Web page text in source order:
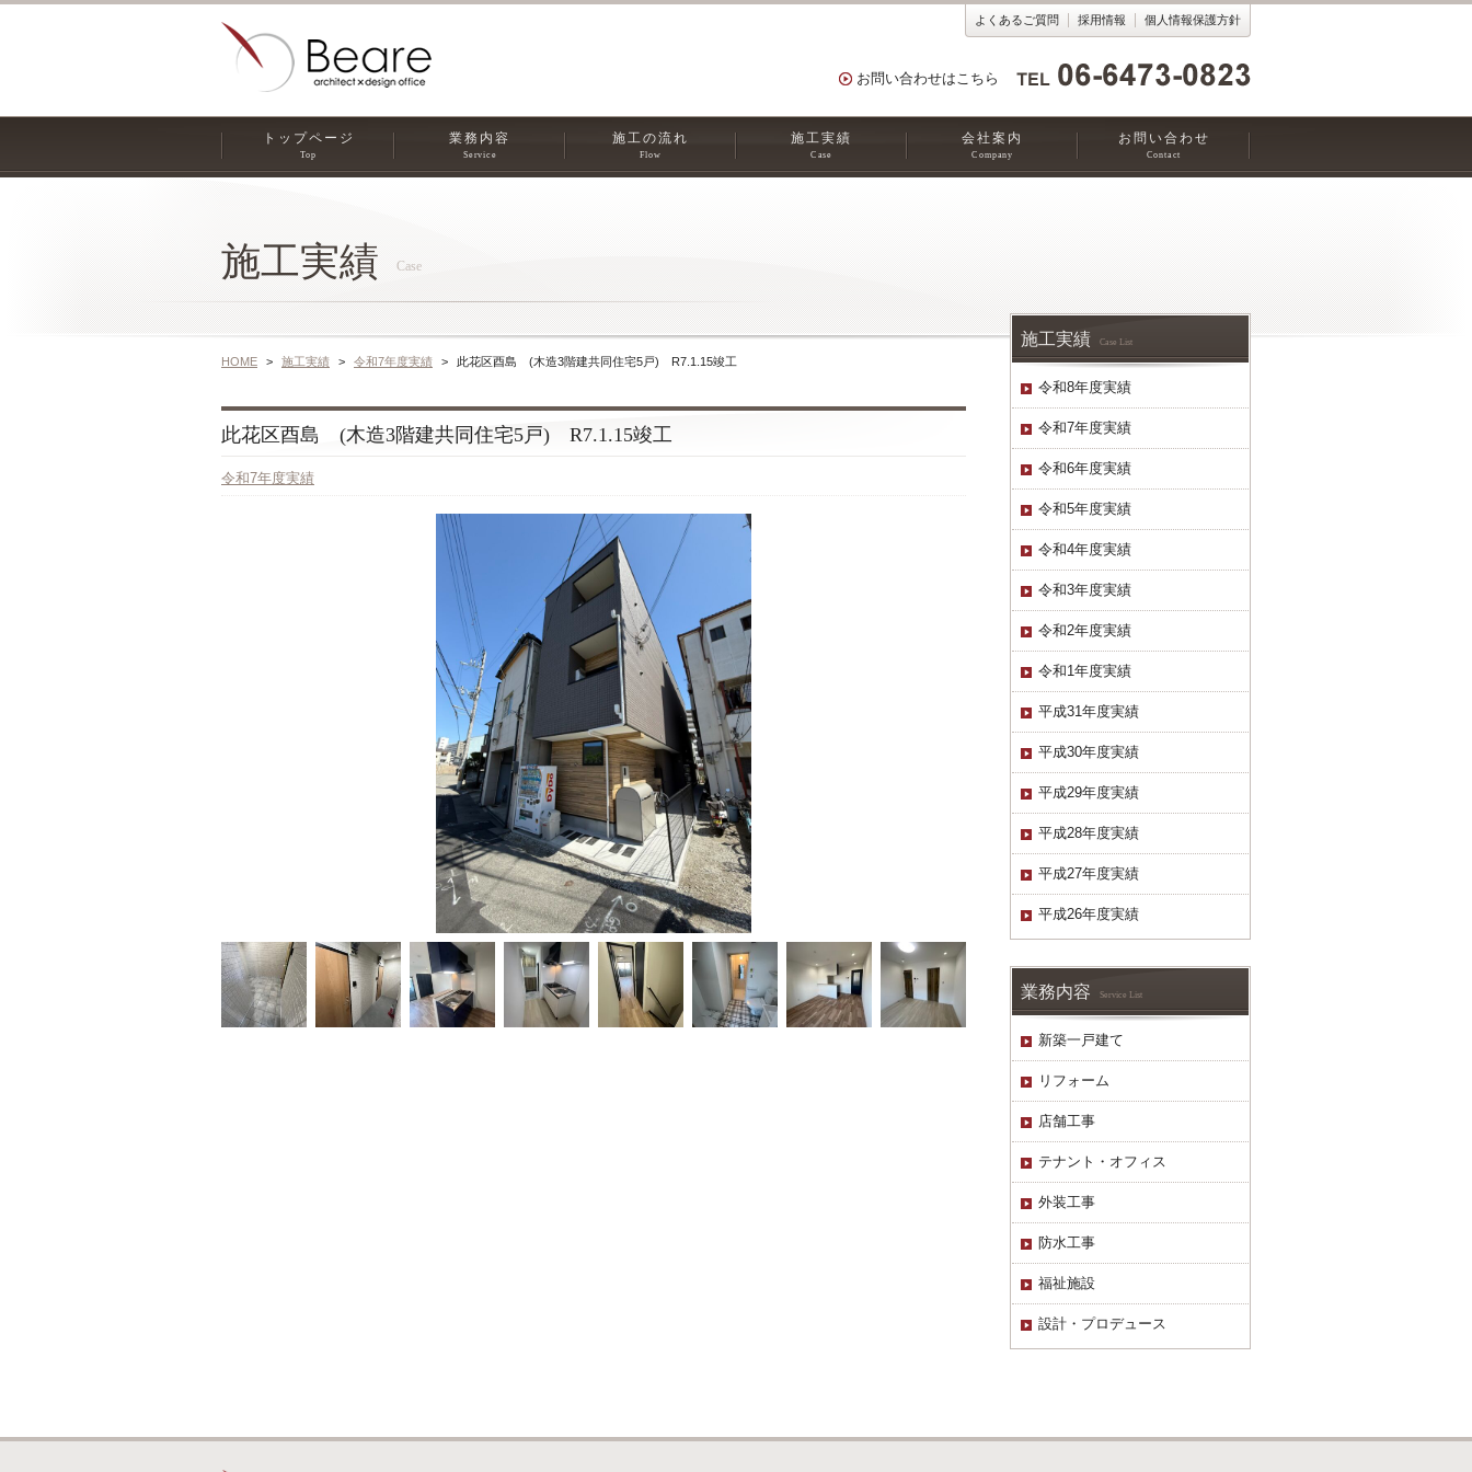
よくあるご質問 採用情報 個人情報保護方針
お問い合わせはこちら
トップページ
Top
業務内容
Service
施工の流れ
Flow
施工実績
Case
会社案内
Company
お問い合わせ
Contact
施工実績 Case
HOME 施工実績 令和7年度実績 此花区酉島 (木造3階建共同住宅5戸) R7.1.15竣工
此花区酉島 (木造3階建共同住宅5戸) R7.1.15竣工
令和7年度実績
施工実績 Case List
令和8年度実績
令和7年度実績
令和6年度実績
令和5年度実績
令和4年度実績
令和3年度実績
令和2年度実績
令和1年度実績
平成31年度実績
平成30年度実績
平成29年度実績
平成28年度実績
平成27年度実績
平成26年度実績
業務内容 Service List
新築一戸建て
リフォーム
店舗工事
テナント・オフィス
外装工事
防水工事
福祉施設
設計・プロデュース